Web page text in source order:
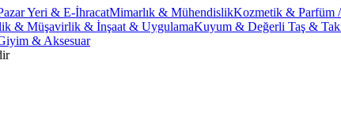
Yeri & E-İhracatMimarlık & MühendislikKozmetik & Parfüm
& Müşavirlik & İnşaat & UygulamaKuyum & Değerli Taş &
& Aksesuar